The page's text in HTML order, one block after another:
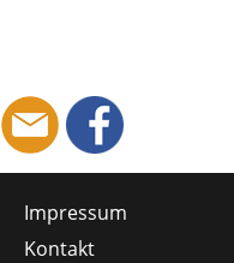
Impressum
Kontakt